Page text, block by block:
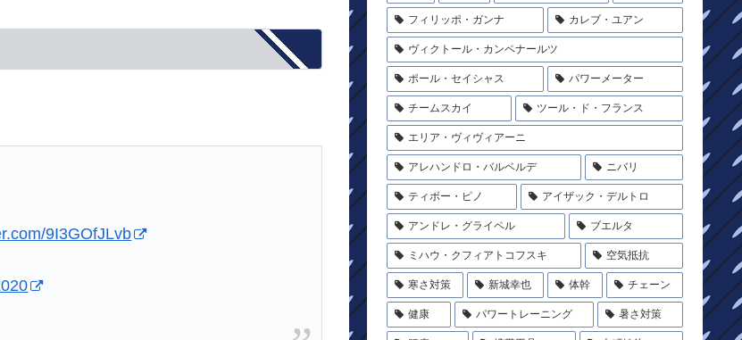
9I3GOfJLvb
フィリッポ・ガンナ カレブ・ユアン
ヴィクトール・カンペナールツ
ポール・セイシャス パワーメーター
チームスカイ ツール・ド・フランス
エリア・ヴィヴィアーニ
アレハンドロ・バルベルデ ニバリ
ティボー・ピノ アイザック・デルトロ
アンドレ・グライペル ブエルタ
ミハウ・クフィアトコフスキ 空気抵抗
寒さ対策 新城幸也 体幹 チェーン
健康 パワートレーニング 暑さ対策